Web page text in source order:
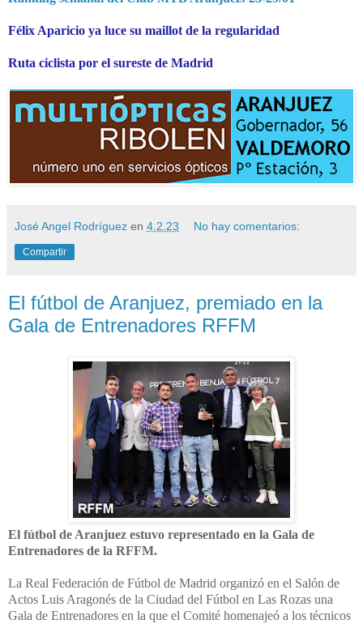
Félix Aparicio ya luce su maillot de la regularidad
Ruta ciclista por el sureste de Madrid
José Angel Rodríguez en 4.2.23 No hay comentarios:
Compartir
El fútbol de Aranjuez, premiado en la
Gala de Entrenadores RFFM
El fútbol de Aranjuez estuvo representado en la Gala de
Entrenadores de la RFFM.
La Real Federación de Fútbol de Madrid organizó en el Salón de
Actos Luis Aragonés de la Ciudad del Fútbol en Las Rozas una
Gala de Entrenadores en la que el Comité homenajeó a los técnicos